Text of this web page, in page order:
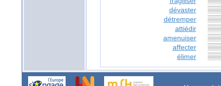
dévaster
détremper
attiédir
amenuiser
affecter
élimer